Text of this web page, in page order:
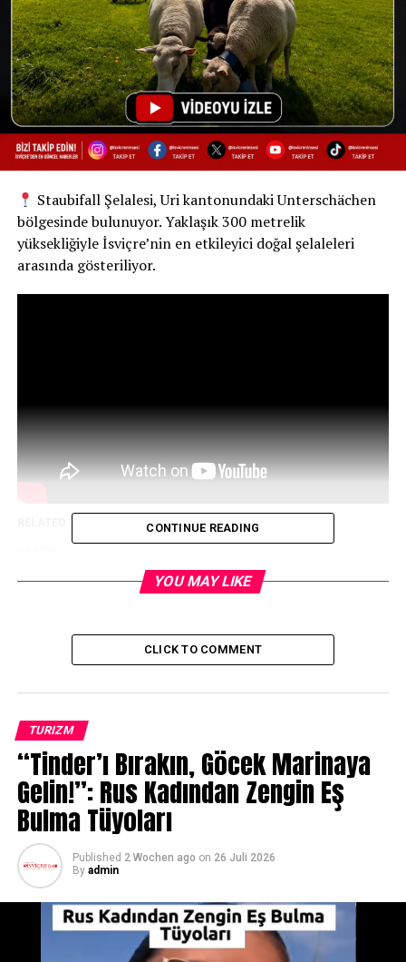
Staubifall Şelalesi, Uri kantonundaki Unterschächen
bölgesinde bulunuyor. Yaklaşık 300 metrelik
yüksekliğiyle İsviçre’nin en etkileyici doğal şelaleleri
arasında gösteriliyor.
isviçre’de Çocuk Sahibi Olmanın Bedeli 1 Milyon Frankı
Buldu
Lauterbrunnen
CONTINUE READING
YOU MAY LIKE
CLICK TO COMMENT
TURIZM
“Tinder’ı Bırakın, Göcek Marinaya
Gelin!”: Rus Kadından Zengin Eş
Bulma Tüyoları
Published 2 Wochen ago on 26 Juli 2026
By admin